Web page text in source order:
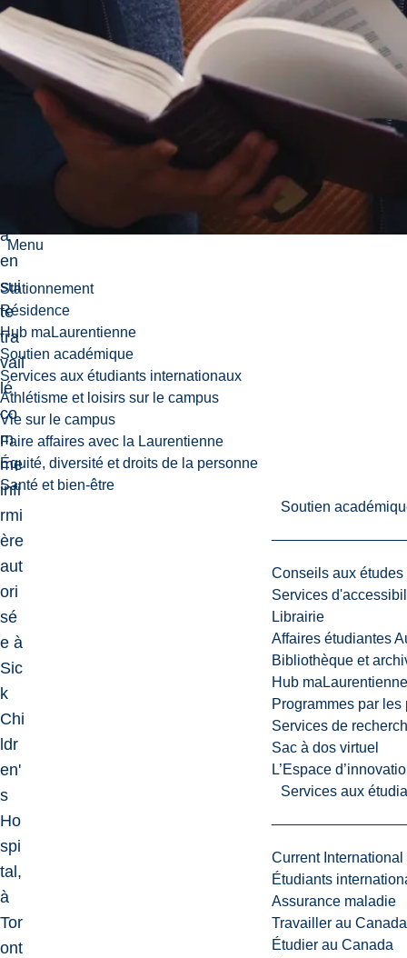
Menu
Stationnement
Résidence
Hub maLaurentienne
Soutien académique
Services aux étudiants internationaux
Athlétisme et loisirs sur le campus
Vie sur le campus
Faire affaires avec la Laurentienne
Équité, diversité et droits de la personne
Santé et bien-être
Soutien
Conseils aux études
Services
Librairie
Affaires étudiantes
Bibliothèque et
Hub maLaurentienne
Programmes par les
Services de
Sac à dos virtuel
L’Espace
Services aux
Current International
Étudiants
Assurance maladie
Travailler au Canada
Étudier au Canada
niv
ers
ité
a
en
sui
te
tra
vail
lé
co
m
me
infi
rmi
ère
aut
ori
sé
e à
Sic
k
Chi
ldr
en'
s
Ho
spi
tal,
à
Tor
ont